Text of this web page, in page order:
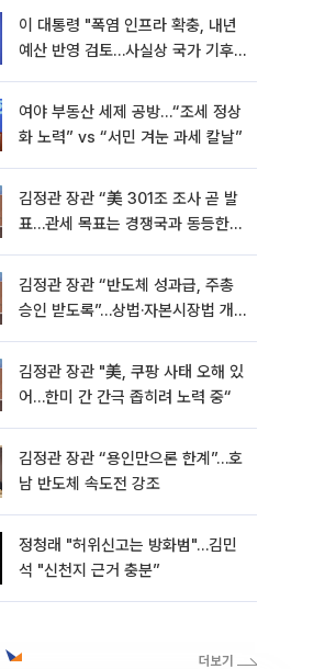
이 대통령 "폭염 인프라 확충, 내년
예산 반영 검토…사실상 국가 기후
여야 부동산 세제 공방…“조세 정상
화 노력” vs “서민 겨눈 과세 칼날”
김정관 장관 “美 301조 조사 곧 발
표…관세 목표는 경쟁국과 동등한
김정관 장관 “반도체 성과급, 주총
승인 받도록”…상법·자본시장법 개
김정관 장관 "美, 쿠팡 사태 오해 있
어…한미 간 간극 좁히려 노력 중“
김정관 장관 “용인만으론 한계”…호
남 반도체 속도전 강조
정청래 "허위신고는 방화범"…김민
석 "신천지 근거 충분”